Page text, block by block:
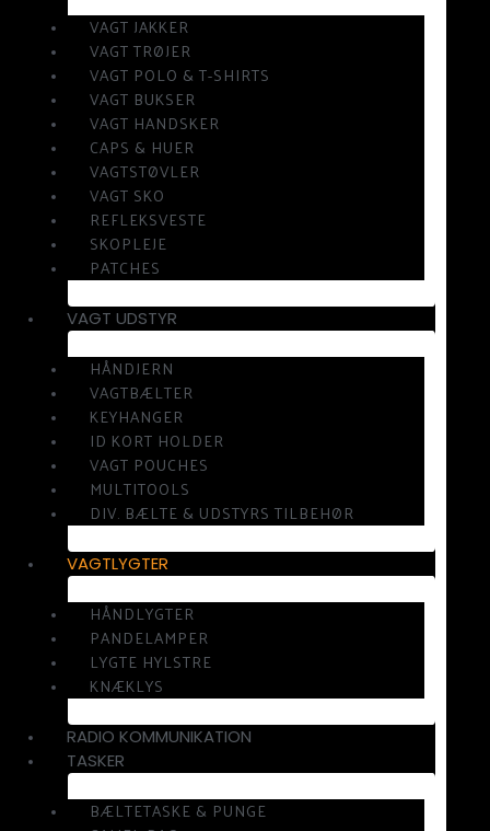
VAGT JAKKER
VAGT TRØJER
VAGT POLO & T-SHIRTS
VAGT BUKSER
VAGT HANDSKER
CAPS & HUER
VAGTSTØVLER
VAGT SKO
REFLEKSVESTE
SKOPLEJE
PATCHES
VAGT UDSTYR
HÅNDJERN
VAGTBÆLTER
KEYHANGER
ID KORT HOLDER
VAGT POUCHES
MULTITOOLS
DIV. BÆLTE & UDSTYRS TILBEHØR
VAGTLYGTER
HÅNDLYGTER
PANDELAMPER
LYGTE HYLSTRE
KNÆKLYS
RADIO KOMMUNIKATION
TASKER
BÆLTETASKE & PUNGE